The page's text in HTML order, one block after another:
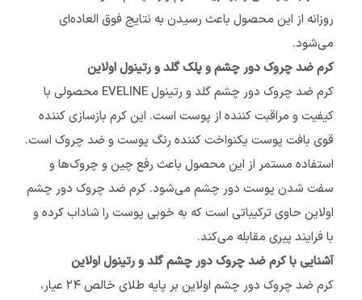
روزانه از این محصول باعث رسیدن به نتایج فوق العاده‌ای
می‌شود.
کرم ضد چروک دور چشم و پلک گلد و رتینول اولاین
کرم ضد چروک دور چشم گلد و رتینول EVELINE محصولی با
کیفیت و مراقبت کننده از پوست است. این کرم بازسازی کننده
قوی بافت پوست یکنواخت کننده رنگ پوست و ضد چروک است.
استفاده مستمر از این محصول باعث رفع چین و چروک‌ها و
سفت شدن پوست دور چشم می‌شود. کرم ضد چروک دور چشم
اولاین حاوی ترکیباتی است که به خوبی پوست را شاداب کرده و
با فرایند پیری مقابله می‌کند.
آشنایی با کرم ضد چروک دور چشم گلد و رتینول اولاین
کرم ضد چروک دور چشم اولاین بر پایه طلای خالص ۲۴ عیار،